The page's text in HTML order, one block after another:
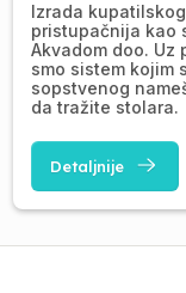
Izrada
pristupačnija kao
Akvadom doo. Uz
smo sistem kojim
sopstvenog
da tražite stolara.
Detaljnije